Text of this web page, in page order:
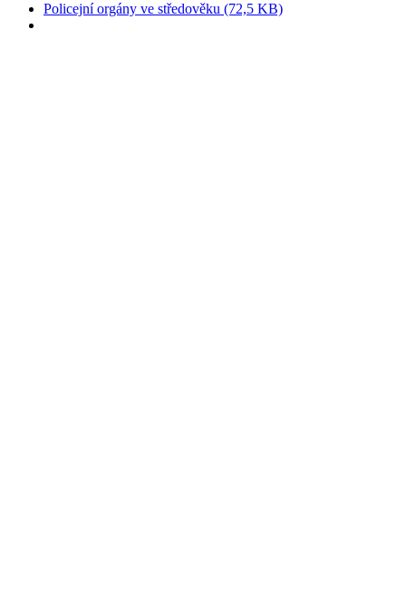
Policejní orgány ve středověku (72,5 KB)